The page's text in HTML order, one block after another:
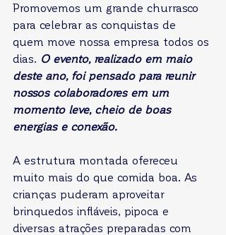
Promovemos um grande churrasco
para celebrar as conquistas de
quem move nossa empresa todos os
dias. O evento, realizado em maio
deste ano, foi pensado para reunir
nossos colaboradores em um
momento leve, cheio de boas
energias e conexão.
A estrutura montada ofereceu
muito mais do que comida boa. As
crianças puderam aproveitar
brinquedos infláveis, pipoca e
diversas atrações preparadas com